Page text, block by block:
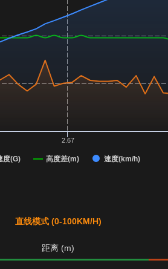
度(G) 高度差(m) 速度(km/h)
2.67
直线模式 (0-100KM/H)
距离 (m)